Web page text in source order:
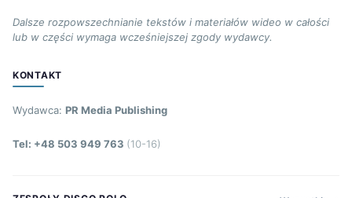
Dalsze rozpowszechnianie tekstów i materiałów wideo w całości
lub w części wymaga wcześniejszej zgody wydawcy.
KONTAKT
Wydawca: PR Media Publishing
Tel: +48 503 949 763 (10-16)